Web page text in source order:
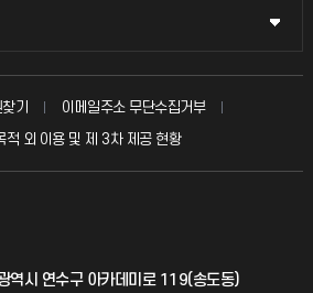
기
이메일주소 무단수집거부
적 외 이용 및 제 3차 제공 현황
역시 연수구 아카데미로 119(송도동)